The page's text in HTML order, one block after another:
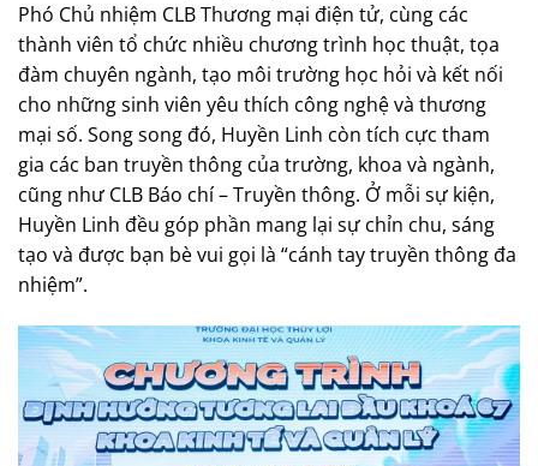
Phó Chủ nhiệm CLB Thương mại điện tử, cùng các
thành viên tổ chức nhiều chương trình học thuật, tọa
đàm chuyên ngành, tạo môi trường học hỏi và kết nối
cho những sinh viên yêu thích công nghệ và thương
mại số. Song song đó, Huyền Linh còn tích cực tham
gia các ban truyền thông của trường, khoa và ngành,
cũng như CLB Báo chí – Truyền thông. Ở mỗi sự kiện,
Huyền Linh đều góp phần mang lại sự chỉn chu, sáng
tạo và được bạn bè vui gọi là “cánh tay truyền thông đa
nhiệm”.